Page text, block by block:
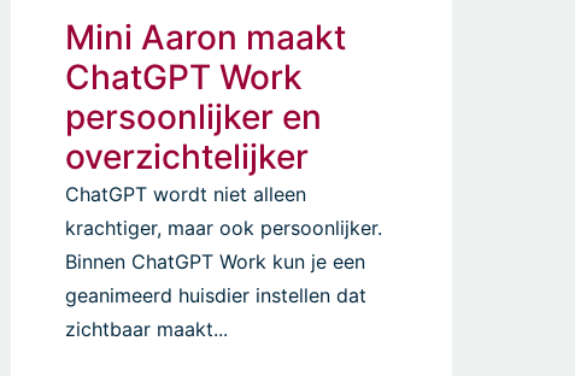
Mini Aaron maakt
ChatGPT Work
persoonlijker en
overzichtelijker
ChatGPT wordt niet alleen
krachtiger, maar ook persoonlijker.
Binnen ChatGPT Work kun je een
geanimeerd huisdier instellen dat
zichtbaar maakt...